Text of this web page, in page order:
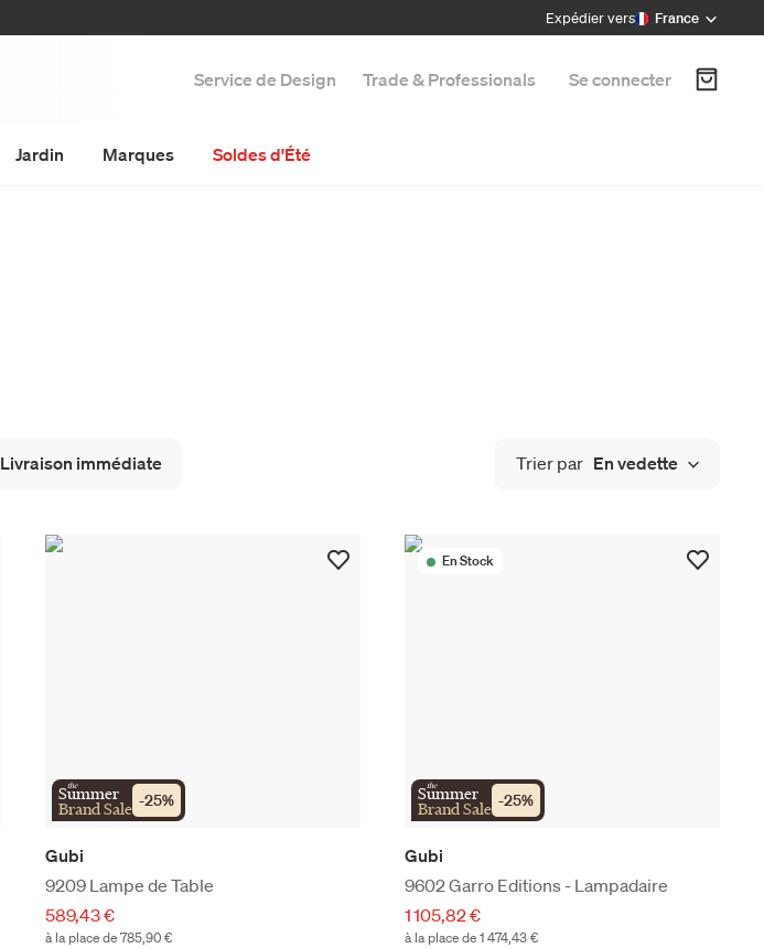
Expédier vers France
Service de Design Trade & Professionals Se connecter
Jardin Marques Soldes d'Été
Livraison immédiate Trier par En vedette
the
Summer
Brand Sale -25%
Gubi
9209 Lampe de Table
589,43 €
à la place de 785,90 €
En Stock
the
Summer
Brand Sale -25%
Gubi
9602 Garro Editions - Lampadaire
1 105,82 €
à la place de 1 474,43 €